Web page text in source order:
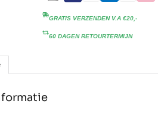
GRATIS VERZENDEN V.A €20,-
60 DAGEN RETOURTERMIJN